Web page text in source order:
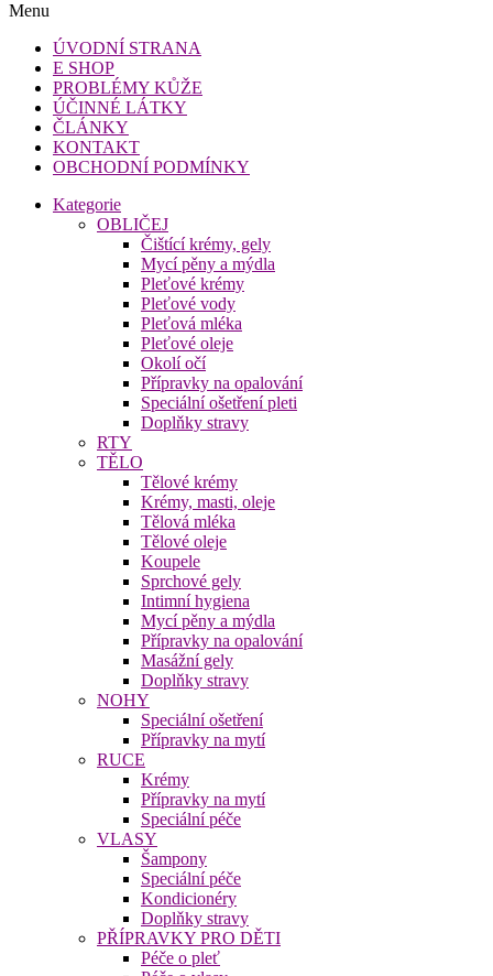
Menu
ÚVODNÍ STRANA
E SHOP
PROBLÉMY KŮŽE
ÚČINNÉ LÁTKY
ČLÁNKY
KONTAKT
OBCHODNÍ PODMÍNKY
Kategorie
OBLIČEJ
Čištící krémy, gely
Mycí pěny a mýdla
Pleťové krémy
Pleťové vody
Pleťová mléka
Pleťové oleje
Okolí očí
Přípravky na opalování
Speciální ošetření pleti
Doplňky stravy
RTY
TĚLO
Tělové krémy
Krémy, masti, oleje
Tělová mléka
Tělové oleje
Koupele
Sprchové gely
Intimní hygiena
Mycí pěny a mýdla
Přípravky na opalování
Masážní gely
Doplňky stravy
NOHY
Speciální ošetření
Přípravky na mytí
RUCE
Krémy
Přípravky na mytí
Speciální péče
VLASY
Šampony
Speciální péče
Kondicionéry
Doplňky stravy
PŘÍPRAVKY PRO DĚTI
Péče o pleť